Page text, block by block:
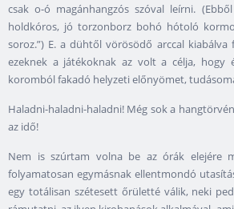
csak o-ó magánhangzós szóval leírni.
holdkóros, jó torzonborz bohó hótoló
soroz.”) E. a dühtől vörösödő arccal
ezeknek a játékoknak az volt a célja, hogy
koromból fakadó helyzeti előnyömet,
Haladni-haladni-haladni! Még sok a
az idő!
Nem is szúrtam volna be az órák elejére
folyamatosan egymásnak ellentmondó
egy totálisan szétesett őrületté válik, neki